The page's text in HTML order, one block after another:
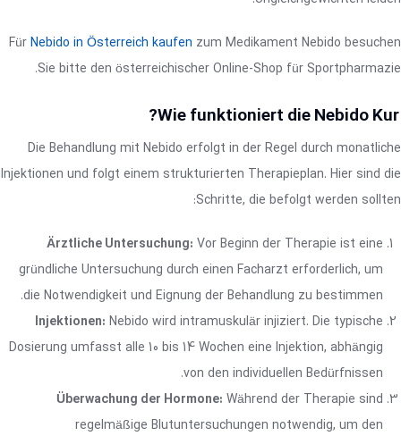
FürNebido in Österreich kaufen zum Medikament Nebido besuchen
Sie bitte den österreichischer Online-Shop für Sportpharmazie.
Wie funktioniert die Nebido Kur?
Die Behandlung mit Nebido erfolgt in der Regel durch monatliche
Injektionen und folgt einem strukturierten Therapieplan. Hier sind die
Schritte, die befolgt werden sollten:
Ärztliche Untersuchung: Vor Beginn der Therapie ist eine
gründliche Untersuchung durch einen Facharzt erforderlich, um
die Notwendigkeit und Eignung der Behandlung zu bestimmen.
Injektionen: Nebido wird intramuskulär injiziert. Die typische
Dosierung umfasst alle 10 bis 14 Wochen eine Injektion, abhängig
von den individuellen Bedürfnissen.
Überwachung der Hormone: Während der Therapie sind
regelmäßige Blutuntersuchungen notwendig, um den